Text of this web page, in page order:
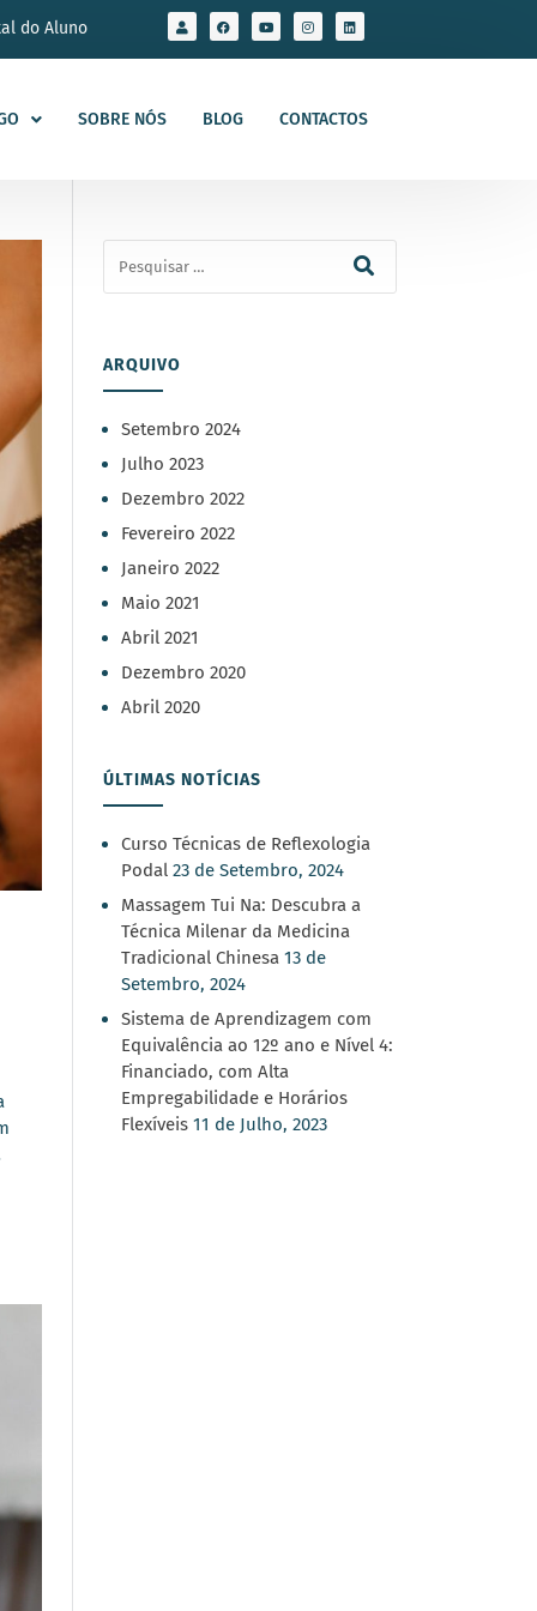
do Aluno
SOBRE NÓS BLOG CONTACTOS
ARQUIVO
Setembro 2024
Julho 2023
Dezembro 2022
Fevereiro 2022
Janeiro 2022
Maio 2021
Abril 2021
Dezembro 2020
Abril 2020
ÚLTIMAS NOTÍCIAS
Curso Técnicas de Reflexologia
Podal 23 de Setembro, 2024
Massagem Tui Na: Descubra a
Técnica Milenar da Medicina
Tradicional Chinesa 13 de
Setembro, 2024
Sistema de Aprendizagem com
Equivalência ao 12º ano e Nível 4:
Financiado, com Alta
Empregabilidade e Horários
Flexíveis 11 de Julho, 2023